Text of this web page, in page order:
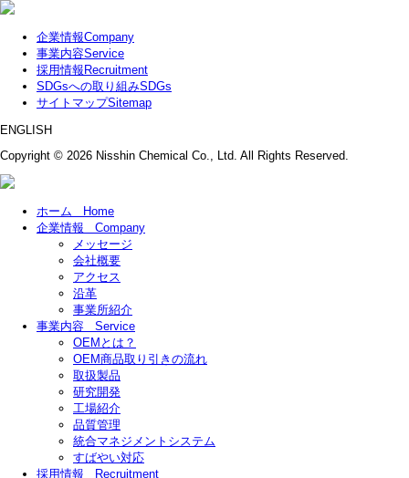
企業情報Company
事業内容Service
採用情報 Recruitment
SDGsへの取り組みSDGs
サイトマップSitemap
ENGLISH
Copyright © 2026 Nisshin Chemical Co., Ltd. All Rights Reserved.
ホーム
Home
企業情報 Company
メッセージ
会社概要
アクセス
沿革
事業所紹介
事業内容 Service
OEMとは？
OEM商品取り引きの流れ
取扱製品
研究開発
工場紹介
品質管理
統合マネジメントシステム
すばやい対応
採用情報
Recruitment